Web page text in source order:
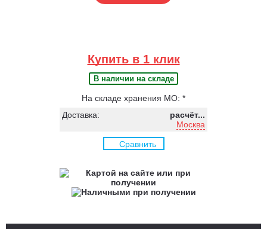
Купить в 1 клик
В наличии на складе
На складе хранения МО: *
Доставка:
расчёт...
Москва
Сравнить